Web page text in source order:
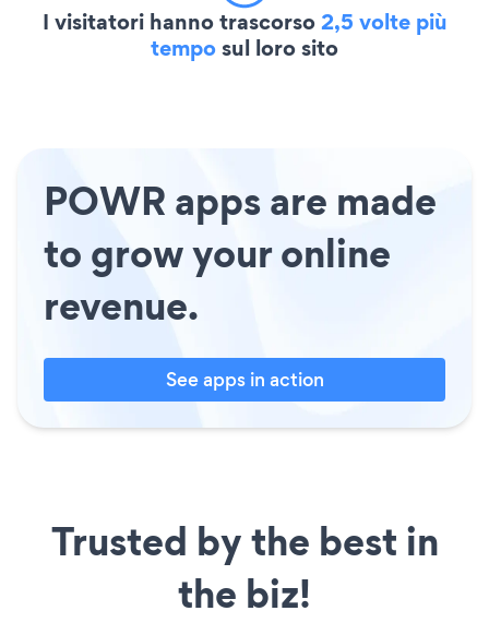
I visitatori hanno trascorso2,5 volte più
temposul loro sito
POWR apps are made
to grow your online
revenue.
See apps in action
Trusted by the best in
the biz!